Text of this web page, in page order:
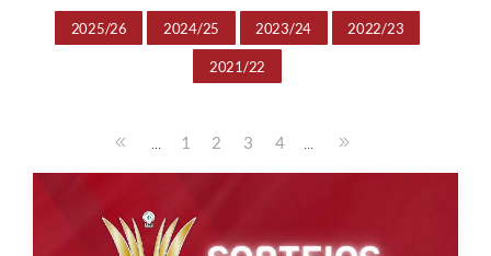
2025/26 2024/25 2023/24 2022/23
2021/22
... 1 2 3 4 ...